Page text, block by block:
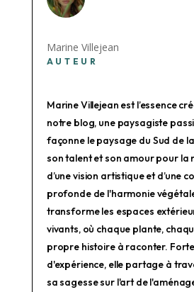
Marine Villejean
AUTEUR
Marine Villejean est l’essence
notre blog, une paysagiste
façonne le paysage du Sud de
son talent et son amour pour la
d’une vision artistique et d’une
profonde de l'harmonie
transforme les espaces
vivants, où chaque plante,
propre histoire à raconter.
d'expérience, elle partage à
sa sagesse sur l'art de